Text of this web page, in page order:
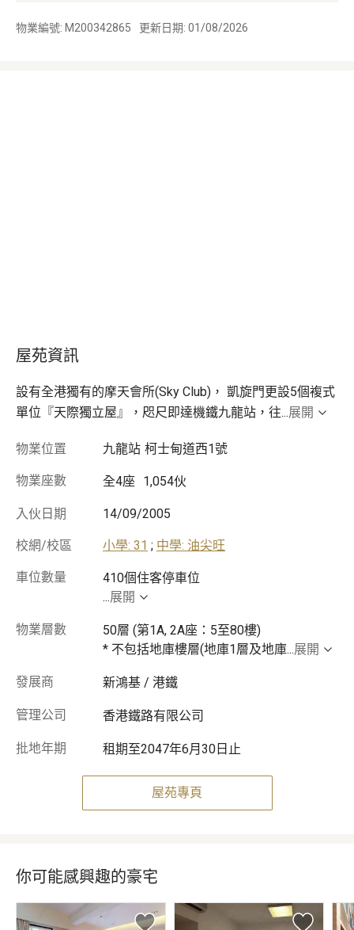
物業編號: M200342865 更新日期: 01/08/2026
屋苑資訊
設有全港獨有的摩天會所(Sky Club)， 凱旋門更設5個複式
單位『天際獨立屋』，咫尺即達機鐵九龍站，往...展開
物業位置 九龍站 柯士甸道西1號
物業座數 全4座 1,054伙
入伙日期 14/09/2005
校網/校區 小學: 31 ; 中學: 油尖旺
車位數量
...展開
物業層數
50層 (第1A, 2A座：5至80樓)
* 不包括地庫樓層(地庫1層及地庫...展開
發展商 新鴻基 / 港鐵
管理公司 香港鐵路有限公司
批地年期 租期至2047年6月30日止
屋苑專頁
你可能感興趣的豪宅